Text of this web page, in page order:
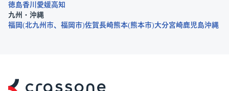
徳島香川 愛媛高知
九州・沖縄
福岡
北九州市 福岡市 佐賀長崎熊本 熊本市 大分宮崎鹿児島沖縄